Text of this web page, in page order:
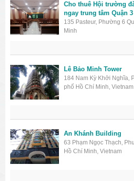
Cho thuê Hội trường
ngay trung tâm Quận 3
135 Pasteur, Phường 6
Minh
Lê Bảo Minh Tower
184 Nam Kỳ Khởi Nghĩa,
phố Hồ Chí Minh, Vietnam
An Khánh Building
63 Phạm Ngọc Thạch,
Hồ Chí Minh, Vietnam